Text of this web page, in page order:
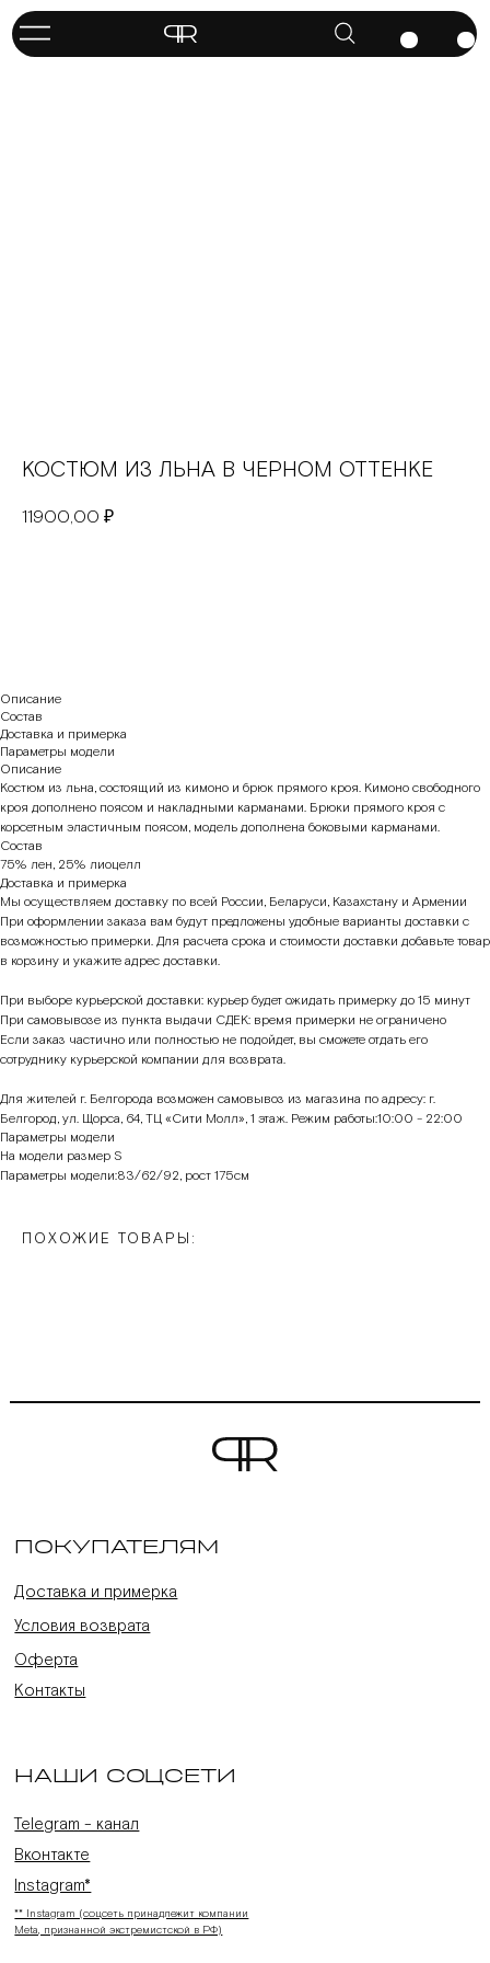
КОСТЮМ ИЗ ЛЬНА В ЧЕРНОМ ОТТЕНКЕ
11900,00 ₽
Описание
Состав
Доставка и примерка
Параметры модели
Описание
Костюм из льна, состоящий из кимоно и брюк прямого кроя. Кимоно свободного
кроя дополнено поясом и накладными карманами. Брюки прямого кроя с
корсетным эластичным поясом, модель дополнена боковыми карманами.
Состав
75% лен, 25% лиоцелл
Доставка и примерка
Мы осуществляем доставку по всей России, Беларуси, Казахстану и Армении
При оформлении заказа вам будут предложены удобные варианты доставки с
возможностью примерки. Для расчета срока и стоимости доставки добавьте товар
в корзину и укажите адрес доставки.
При выборе курьерской доставки: курьер будет ожидать примерку до 15 минут
При самовывозе из пункта выдачи СДЕК: время примерки не ограничено
Если заказ частично или полностью не подойдет, вы сможете отдать его
сотруднику курьерской компании для возврата.
Для жителей г. Белгорода возможен самовывоз из магазина по адресу: г.
Белгород, ул. Щорса, 64, ТЦ «Сити Молл», 1 этаж. Режим работы:10:00 - 22:00
Параметры модели
На модели размер S
Параметры модели:83/62/92, рост 175см
ПОХОЖИЕ ТОВАРЫ:
ПОКУПАТЕЛЯМ
НАШИ СОЦСЕТИ
Telegram - канал
Вконтакте
Instagram*
** Instagram (соцсеть принадлежит компании
Meta, признанной экстремистской в РФ)
Доставка и примерка
Условия возврата
Оферта
Контакты